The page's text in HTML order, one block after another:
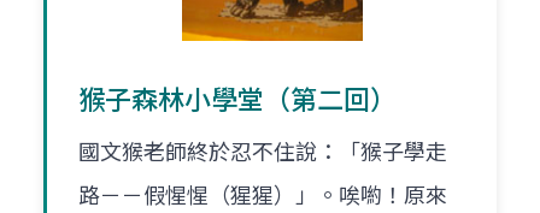
猴子森林小學堂（第二回）
國文猴老師終於忍不住說：「猴子學走
路－－假惺惺（猩猩）」。唉喲！原來